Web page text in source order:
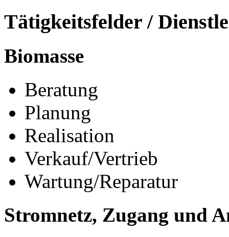
Tätigkeitsfelder /
Biomasse
Beratung
Planung
Realisation
Verkauf/Vertrieb
Wartung/Reparatur
Stromnetz, Zugang und